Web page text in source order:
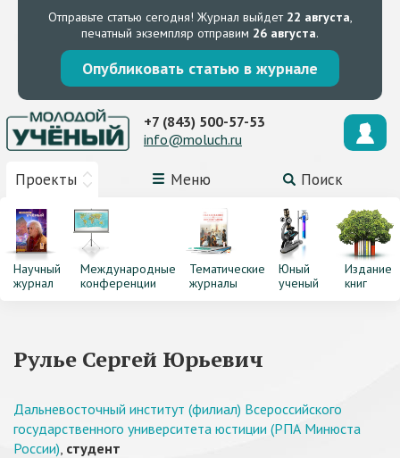
Отправьте статью сегодня! Журнал выйдет 22 августа,
печатный экземпляр отправим 26 августа.
Опубликовать статью в журнале
Проекты Меню Поиск
+7 (843) 500-57-53
info@moluch.ru
Научный
журнал
Международные
конференции
Тематические
журналы
Юный
ученый
Издание
книг
Рулье Сергей Юрьевич
Дальневосточный институт (филиал) Всероссийского
государственного университета юстиции (РПА Минюста
России), студент